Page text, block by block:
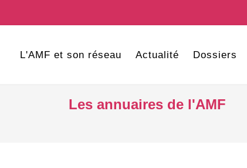
L'AMF et son réseau Actualité Dossiers
Les annuaires de l'AMF